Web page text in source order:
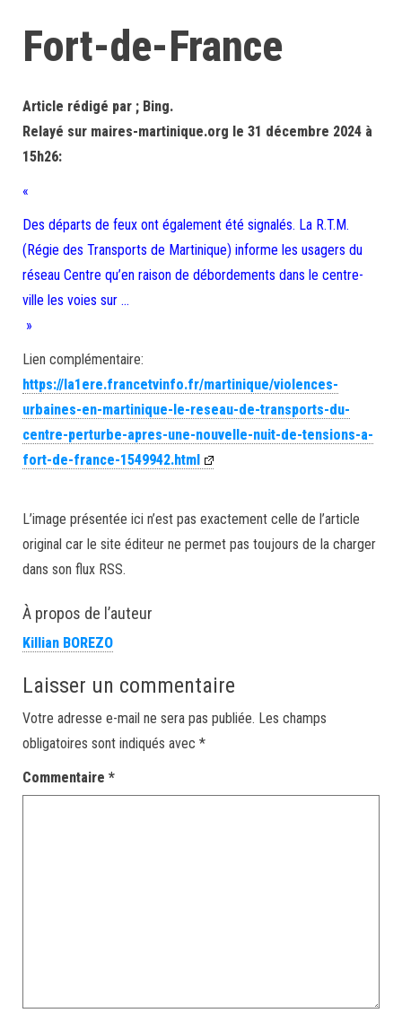
Fort-de-France
Article rédigé par ; Bing.
Relayé sur maires-martinique.org le 31 décembre 2024 à
15h26:
«
Des départs de feux ont également été signalés. La R.T.M.
(Régie des Transports de Martinique) informe les usagers du
réseau Centre qu’en raison de débordements dans le centre-
ville les voies sur …
»
Lien complémentaire:
https://la1ere.francetvinfo.fr/martinique/violences-
urbaines-en-martinique-le-reseau-de-transports-du-
centre-perturbe-apres-une-nouvelle-nuit-de-tensions-a-
fort-de-france-1549942.html
L’image présentée ici n’est pas exactement celle de l’article
original car le site éditeur ne permet pas toujours de la charger
dans son flux RSS.
À propos de l’auteur
Killian BOREZO
Laisser un commentaire
Votre adresse e-mail ne sera pas publiée. Les champs
obligatoires sont indiqués avec *
Commentaire *